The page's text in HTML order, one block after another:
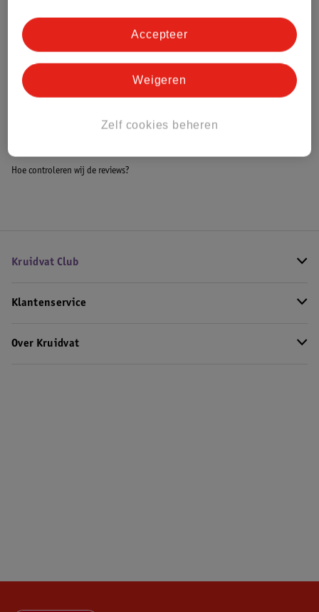
Bestel & Bezorginformatie
Hoe controleren wij de reviews?
Kruidvat Club
Klantenservice
Over Kruidvat
Zelf cookies beheren
Weigeren
Accepteer